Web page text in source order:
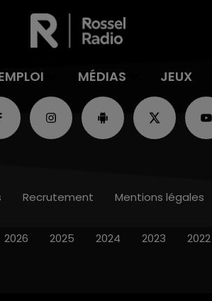
MÉDIAS JEUX
Recrutement Mentions légales
2026 2025 2024 2023 2022